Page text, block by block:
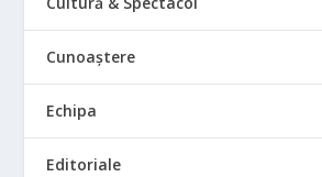
Cunoaștere
Echipa
Editoriale